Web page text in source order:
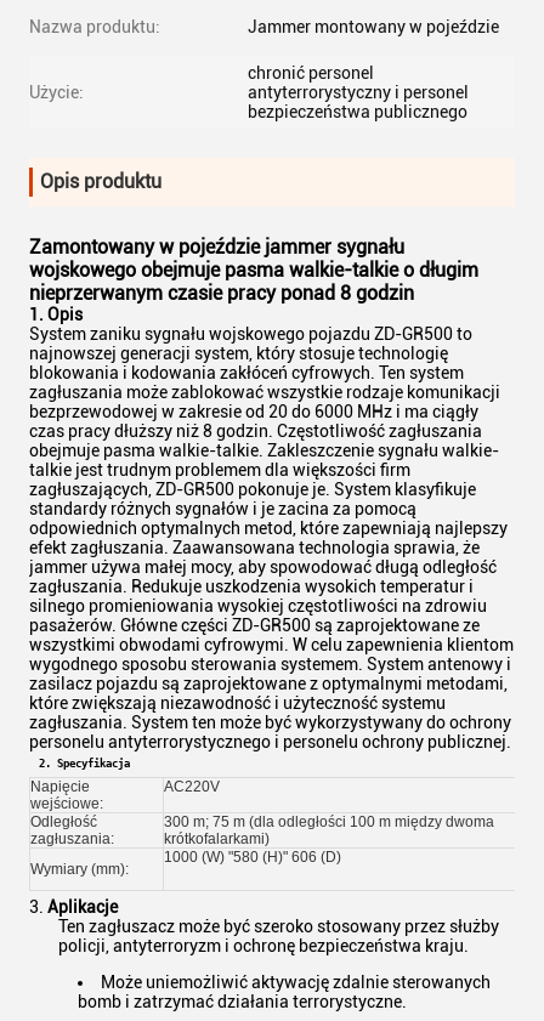
Nazwa produktu: Jammer montowany w pojeździe
Użycie:
chronić personel
antyterrorystyczny i personel
bezpieczeństwa publicznego
Opis produktu
Zamontowany w pojeździe jammer sygnału
wojskowego obejmuje pasma walkie-talkie o długim
nieprzerwanym czasie pracy ponad 8 godzin
1. Opis
System zaniku sygnału wojskowego pojazdu ZD-GR500 to
najnowszej generacji system, który stosuje technologię
blokowania i kodowania zakłóceń cyfrowych. Ten system
zagłuszania może zablokować wszystkie rodzaje komunikacji
bezprzewodowej w zakresie od 20 do 6000 MHz i ma ciągły
czas pracy dłuższy niż 8 godzin. Częstotliwość zagłuszania
obejmuje pasma walkie-talkie. Zakleszczenie sygnału walkie-
talkie jest trudnym problemem dla większości firm
zagłuszających, ZD-GR500 pokonuje je. System klasyfikuje
standardy różnych sygnałów i je zacina za pomocą
odpowiednich optymalnych metod, które zapewniają najlepszy
efekt zagłuszania. Zaawansowana technologia sprawia, że ​​
jammer używa małej mocy, aby spowodować długą odległość
zagłuszania. Redukuje uszkodzenia wysokich temperatur i
silnego promieniowania wysokiej częstotliwości na zdrowiu
pasażerów. Główne części ZD-GR500 są zaprojektowane ze
wszystkimi obwodami cyfrowymi. W celu zapewnienia klientom
wygodnego sposobu sterowania systemem. System antenowy i
zasilacz pojazdu są zaprojektowane z optymalnymi metodami,
które zwiększają niezawodność i użyteczność systemu
zagłuszania. System ten może być wykorzystywany do ochrony
personelu antyterrorystycznego i personelu ochrony publicznej.
2. Specyfikacja
Napięcie
wejściowe:
AC220V
Odległość
zagłuszania:
300 m; 75 m (dla odległości 100 m między dwoma
krótkofalarkami)
Wymiary (mm):
1000 (W) "580 (H)" 606 (D)
3. Aplikacje
Ten zagłuszacz może być szeroko stosowany przez służby
policji, antyterroryzm i ochronę bezpieczeństwa kraju.
Może uniemożliwić aktywację zdalnie sterowanych
bomb i zatrzymać działania terrorystyczne.